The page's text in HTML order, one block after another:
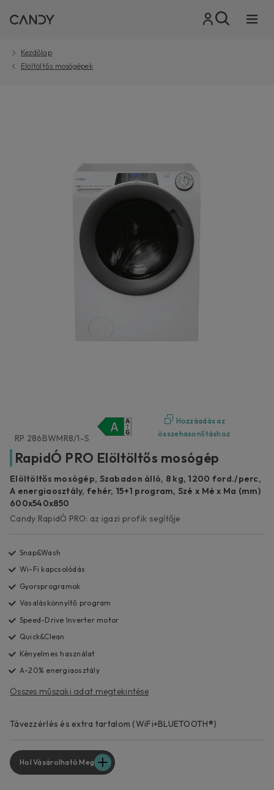
Kezdőlap
Elöltöltős mosógépek
Hozzáadás az
összehasonlításhoz
RP 286BWMR8/1-S
RapidÓ PRO Elöltöltős mosógép
Elöltöltős mosógép, Szabadon álló, 8 kg, 1200 ford./perc,
A energiaosztály, fehér, 15+1 program, Szé x Mé x Ma (mm)
600x540x850
Candy RapidÓ PRO: az igazi profik segítője
Snap&Wash
Wi-Fi kapcsolódás
Gyorsprogramok
Vasaláskönnyítő program
Speed-Drive Inverter motor
Quick&Clean
Kényelmes használat
A-20% energiaosztály
Összes műszaki adat megtekintése
Távezzérlés és extra tartalom (WiFi+BLUETOOTH®)
Hol Vásárolható Meg